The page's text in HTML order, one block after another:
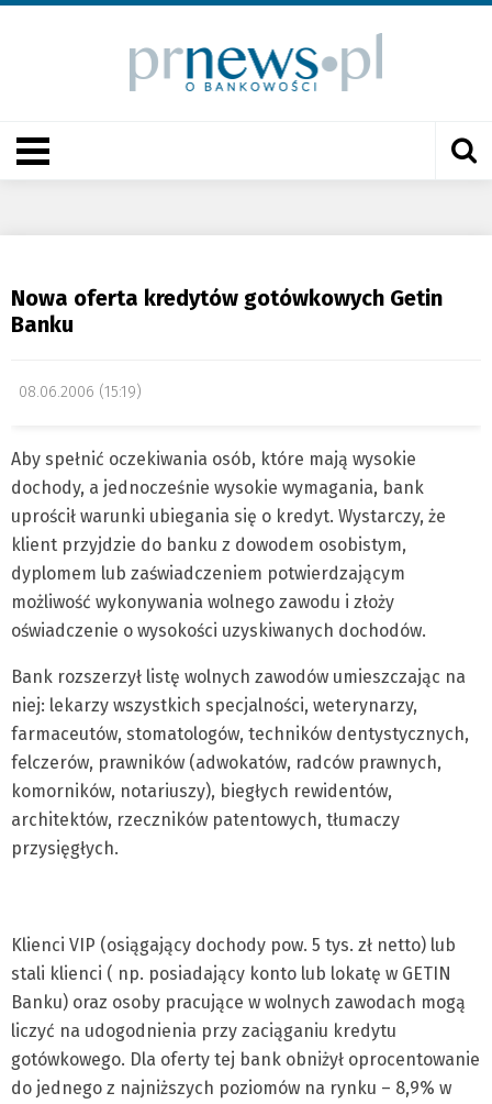
Nowa oferta kredytów gotówkowych Getin
Banku
08.06.2006 (15:19)
Aby spełnić oczekiwania osób, które mają wysokie
dochody, a jednocześnie wysokie wymagania, bank
uprościł warunki ubiegania się o kredyt. Wystarczy, że
klient przyjdzie do banku z dowodem osobistym,
dyplomem lub zaświadczeniem potwierdzającym
możliwość wykonywania wolnego zawodu i złoży
oświadczenie o wysokości uzyskiwanych dochodów.
Bank rozszerzył listę wolnych zawodów umieszczając na
niej: lekarzy wszystkich specjalności, weterynarzy,
farmaceutów, stomatologów, techników dentystycznych,
felczerów, prawników (adwokatów, radców prawnych,
komorników, notariuszy), biegłych rewidentów,
architektów, rzeczników patentowych, tłumaczy
przysięgłych.
Klienci VIP (osiągający dochody pow. 5 tys. zł netto) lub
stali klienci ( np. posiadający konto lub lokatę w GETIN
Banku) oraz osoby pracujące w wolnych zawodach mogą
liczyć na udogodnienia przy zaciąganiu kredytu
gotówkowego. Dla oferty tej bank obniżył oprocentowanie
do jednego z najniższych poziomów na rynku – 8,9% w